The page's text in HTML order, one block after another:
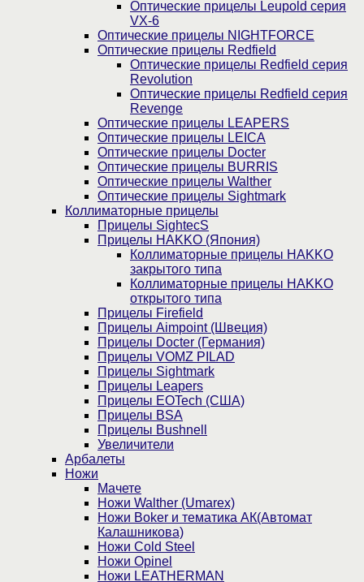
Оптические прицелы Leupold серия
VX-6
Оптические прицелы NIGHTFORCE
Оптические прицелы Redfield
Оптические прицелы Redfield серия
Revolution
Оптические прицелы Redfield серия
Revenge
Оптические прицелы LEAPERS
Оптические прицелы LEICA
Оптические прицелы Docter
Оптические прицелы BURRIS
Оптические прицелы Walther
Оптические прицелы Sightmark
Коллиматорные прицелы
Прицелы SightecS
Прицелы HAKKO (Япония)
Коллиматорные прицелы HAKKO
закрытого типа
Коллиматорные прицелы HAKKO
открытого типа
Прицелы Firefield
Прицелы Aimpoint (Швеция)
Прицелы Docter (Германия)
Прицелы VOMZ PILAD
Прицелы Sightmark
Прицелы Leapers
Прицелы EOTech (США)
Прицелы BSA
Прицелы Bushnell
Увеличители
Арбалеты
Ножи
Мачете
Ножи Walther (Umarex)
Ножи Boker и тематика АК(Автомат
Калашникова)
Ножи Cold Steel
Ножи Opinel
Ножи LEATHERMAN